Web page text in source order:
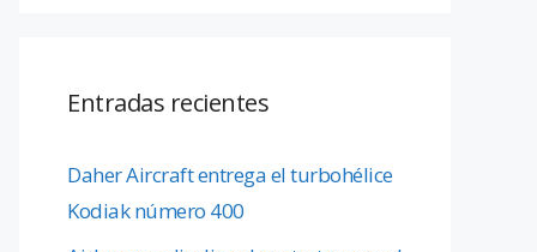
Entradas recientes
Daher Aircraft entrega el turbohélice
Kodiak número 400